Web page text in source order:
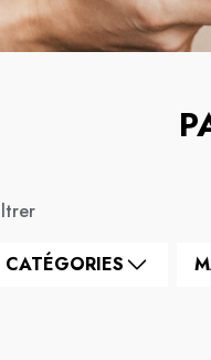
CATÉGORIES